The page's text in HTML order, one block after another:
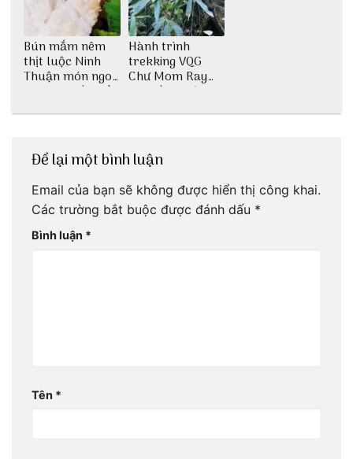
Bún mắm nêm
thịt luộc Ninh
Thuận món ngon
dân dã miền biển
Hành trình
trekking VQG
Chư Mom Ray
tìm về núi rừng
Để lại một bình luận
Email của bạn sẽ không được hiển thị công khai.
Các trường bắt buộc được đánh dấu *
Bình luận *
Tên *